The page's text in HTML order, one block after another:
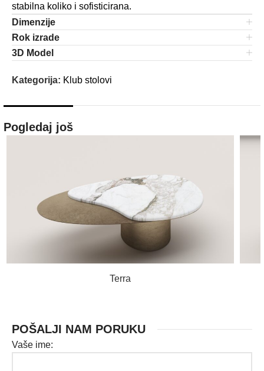
stabilna koliko i sofisticirana.
Dimenzije
Rok izrade
3D Model
Kategorija: Klub stolovi
Pogledaj još
Terra
POŠALJI NAM PORUKU
Vaše ime: